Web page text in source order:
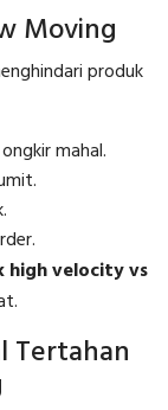
Moving
produk
mahal.
high velocity vs
Tertahan